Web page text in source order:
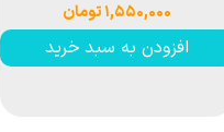
۱,۵۵۰,۰۰۰ تومان
افزودن به سبد خرید